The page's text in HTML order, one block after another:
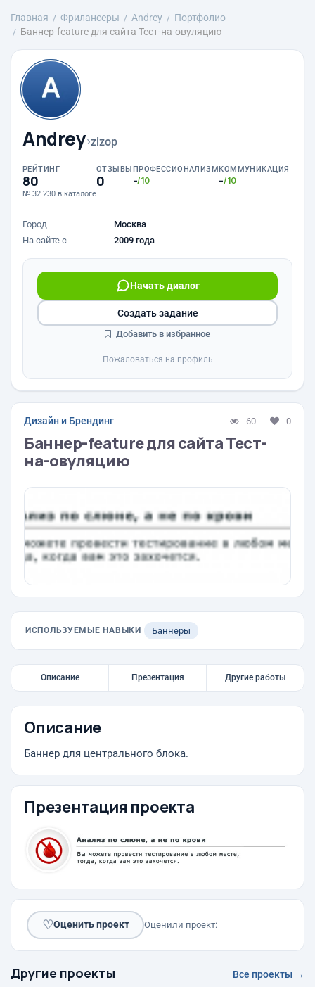
Главная Фрилансеры Andrey
Портфолио
Баннер-feature для сайта Тест-на-овуляцию
Andrey›zizop
РЕЙТИНГ
80
№ 32 230 в каталоге
ОТЗЫВЫ
0
ПРОФЕССИОНАЛИЗМ
-/10
КОММУНИКАЦИЯ
-/10
Город
Москва
На сайте с
2009 года
Начать диалог
Создать задание
Добавить в избранное
Пожаловаться на профиль
Дизайн и Брендинг 60 0
Баннер-feature для сайта Тест-
на-овуляцию
ИСПОЛЬЗУЕМЫЕ НАВЫКИ Баннеры
Описание Презентация Другие работы
Описание
Баннер для центрального блока.
Презентация проекта
♡Оценить проект Оценили проект:
Другие проекты Все проекты →